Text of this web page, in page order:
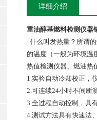
详细介绍
重油醇基燃料检测仪器
什么叫发热量？所谓
的温度（一般为环境温
热值检测仪器、燃油热
1.实验自动冷却校正，
2.可连续24小时不间断
3.全过程自动控制，具
4.测试方法具有快速法